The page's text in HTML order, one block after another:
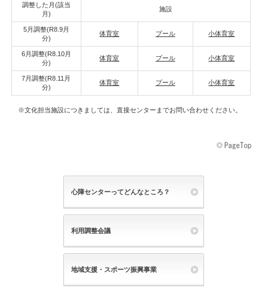
調整した月(該当
月)
施設
5月調整(R8.9月
分)
体育室 プール 小体育室
6月調整(R8.10月
分)
体育室 プール 小体育室
7月調整(R8.11月
分)
体育室 プール 小体育室
※文化担当施設につきましては、直接センターまでお問い合わせください。
心障センターってどんなところ？
利用調整会議
地域支援・スポーツ振興事業